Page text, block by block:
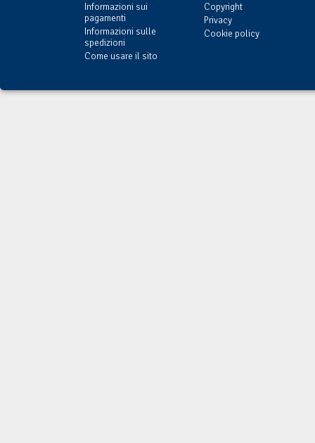
Informazioni sui
pagamenti
Informazioni sulle
spedizioni
Come usare il sito
Copyright
Privacy
Cookie policy